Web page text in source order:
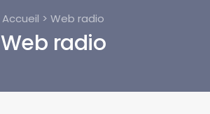
Accueil > Web radio
Web radio